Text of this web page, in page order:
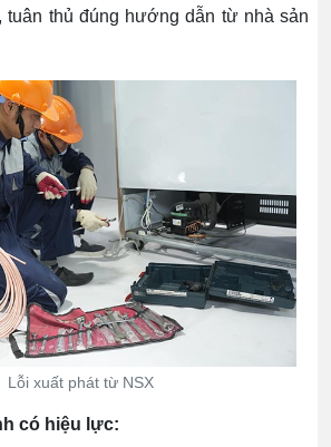
tuân thủ đúng hướng dẫn từ nhà sản
Lỗi xuất phát từ NSX
có hiệu lực: